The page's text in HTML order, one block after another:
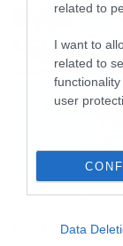
related to
I want to
related to
user
Data
28/02/2024 09:16
Κουίζ: